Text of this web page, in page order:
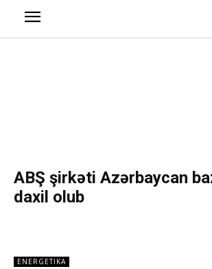
ABŞ şirkəti Azərbaycan
daxil olub
ENERGETIKA